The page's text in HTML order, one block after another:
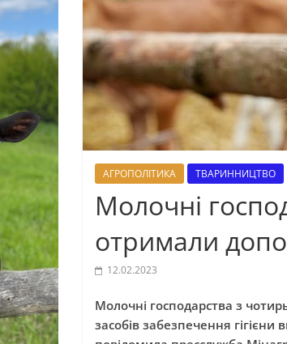
АГРОПОЛІТИКА ТВАРИННИЦТВО
Молочні
отримали
12.02.2023
Молочні господарства з
засобів забезпечення